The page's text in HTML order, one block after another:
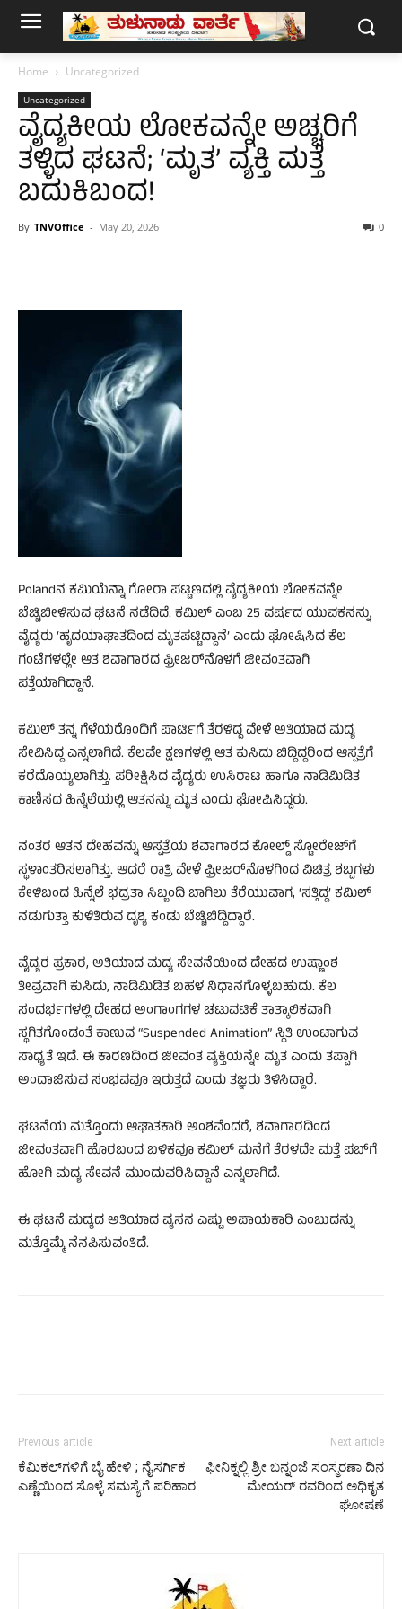
Home Uncategorized
Uncategorized
ವೈದ್ಯಕೀಯ ಲೋಕವನ್ನೇ ಅಚ್ಚರಿಗೆ
ತಳ್ಳಿದ ಘಟನೆ; ‘ಮೃತ’ ವ್ಯಕ್ತಿ ಮತ್ತೆ
ಬದುಕಿಬಂದ!
By TNVOffice - May 20, 2026 0
Polandನ ಕಮಿಯೆನ್ನಾ ಗೋರಾ ಪಟ್ಟಣದಲ್ಲಿ ವೈದ್ಯಕೀಯ ಲೋಕವನ್ನೇ
ಬೆಚ್ಚಿಬೀಳಿಸುವ ಘಟನೆ ನಡೆದಿದೆ. ಕಮಿಲ್ ಎಂಬ 25 ವರ್ಷದ ಯುವಕನನ್ನು
ವೈದ್ಯರು ‘ಹೃದಯಾಘಾತದಿಂದ ಮೃತಪಟ್ಟಿದ್ದಾನೆ’ ಎಂದು ಘೋಷಿಸಿದ ಕೆಲ
ಗಂಟೆಗಳಲ್ಲೇ ಆತ ಶವಾಗಾರದ ಫ್ರೀಜರ್‌ನೊಳಗೆ ಜೀವಂತವಾಗಿ
ಪತ್ತೆಯಾಗಿದ್ದಾನೆ.
ಕಮಿಲ್ ತನ್ನ ಗೆಳೆಯರೊಂದಿಗೆ ಪಾರ್ಟಿಗೆ ತೆರಳಿದ್ದ ವೇಳೆ ಅತಿಯಾದ ಮದ್ಯ
ಸೇವಿಸಿದ್ದ ಎನ್ನಲಾಗಿದೆ. ಕೆಲವೇ ಕ್ಷಣಗಳಲ್ಲಿ ಆತ ಕುಸಿದು ಬಿದ್ದಿದ್ದರಿಂದ ಆಸ್ಪತ್ರೆಗೆ
ಕರೆದೊಯ್ಯಲಾಗಿತ್ತು. ಪರೀಕ್ಷಿಸಿದ ವೈದ್ಯರು ಉಸಿರಾಟ ಹಾಗೂ ನಾಡಿಮಿಡಿತ
ಕಾಣಿಸದ ಹಿನ್ನೆಲೆಯಲ್ಲಿ ಆತನನ್ನು ಮೃತ ಎಂದು ಘೋಷಿಸಿದ್ದರು.
ನಂತರ ಆತನ ದೇಹವನ್ನು ಆಸ್ಪತ್ರೆಯ ಶವಾಗಾರದ ಕೋಲ್ಡ್ ಸ್ಟೋರೇಜ್‌ಗೆ
ಸ್ಥಳಾಂತರಿಸಲಾಗಿತ್ತು. ಆದರೆ ರಾತ್ರಿ ವೇಳೆ ಫ್ರೀಜರ್‌ನೊಳಗಿಂದ ವಿಚಿತ್ರ ಶಬ್ದಗಳು
ಕೇಳಿಬಂದ ಹಿನ್ನೆಲೆ ಭದ್ರತಾ ಸಿಬ್ಬಂದಿ ಬಾಗಿಲು ತೆರೆಯುವಾಗ, ‘ಸತ್ತಿದ್ದ’ ಕಮಿಲ್
ನಡುಗುತ್ತಾ ಕುಳಿತಿರುವ ದೃಶ್ಯ ಕಂಡು ಬೆಚ್ಚಿಬಿದ್ದಿದ್ದಾರೆ.
ವೈದ್ಯರ ಪ್ರಕಾರ, ಅತಿಯಾದ ಮದ್ಯ ಸೇವನೆಯಿಂದ ದೇಹದ ಉಷ್ಣಾಂಶ
ತೀವ್ರವಾಗಿ ಕುಸಿದು, ನಾಡಿಮಿಡಿತ ಬಹಳ ನಿಧಾನಗೊಳ್ಳಬಹುದು. ಕೆಲ
ಸಂದರ್ಭಗಳಲ್ಲಿ ದೇಹದ ಅಂಗಾಂಗಗಳ ಚಟುವಟಿಕೆ ತಾತ್ಕಾಲಿಕವಾಗಿ
ಸ್ಥಗಿತಗೊಂಡಂತೆ ಕಾಣುವ “Suspended Animation” ಸ್ಥಿತಿ ಉಂಟಾಗುವ
ಸಾಧ್ಯತೆ ಇದೆ. ಈ ಕಾರಣದಿಂದ ಜೀವಂತ ವ್ಯಕ್ತಿಯನ್ನೇ ಮೃತ ಎಂದು ತಪ್ಪಾಗಿ
ಅಂದಾಜಿಸುವ ಸಂಭವವೂ ಇರುತ್ತದೆ ಎಂದು ತಜ್ಞರು ತಿಳಿಸಿದ್ದಾರೆ.
ಘಟನೆಯ ಮತ್ತೊಂದು ಆಘಾತಕಾರಿ ಅಂಶವೆಂದರೆ, ಶವಾಗಾರದಿಂದ
ಜೀವಂತವಾಗಿ ಹೊರಬಂದ ಬಳಿಕವೂ ಕಮಿಲ್ ಮನೆಗೆ ತೆರಳದೇ ಮತ್ತೆ ಪಬ್‌ಗೆ
ಹೋಗಿ ಮದ್ಯ ಸೇವನೆ ಮುಂದುವರಿಸಿದ್ದಾನೆ ಎನ್ನಲಾಗಿದೆ.
ಈ ಘಟನೆ ಮದ್ಯದ ಅತಿಯಾದ ವ್ಯಸನ ಎಷ್ಟು ಅಪಾಯಕಾರಿ ಎಂಬುದನ್ನು
ಮತ್ತೊಮ್ಮೆ ನೆನಪಿಸುವಂತಿದೆ.
Previous article
ಕೆಮಿಕಲ್‌ಗಳಿಗೆ ಬೈ ಹೇಳಿ ; ನೈಸರ್ಗಿಕ
ಎಣ್ಣೆಯಿಂದ ಸೊಳ್ಳೆ ಸಮಸ್ಯೆಗೆ ಪರಿಹಾರ
Next article
ಫೀನಿಕ್ನಲ್ಲಿ ಶ್ರೀ ಬನ್ನಂಜೆ ಸಂಸ್ಮರಣಾ ದಿನ
ಮೇಯರ್ ರವರಿಂದ ಅಧಿಕೃತ
ಘೋಷಣೆ